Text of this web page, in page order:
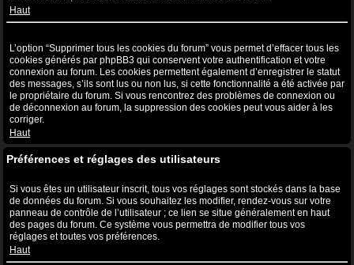
Haut
L’option “Supprimer tous les cookies du forum” vous permet d’effacer tous les
cookies générés par phpBB3 qui conservent votre authentification et votre
connexion au forum. Les cookies permettent également d’enregistrer le statut
des messages, s’ils sont lus ou non lus, si cette fonctionnalité a été activée par
le propriétaire du forum. Si vous rencontrez des problèmes de connexion ou
de déconnexion au forum, la suppression des cookies peut vous aider à les
corriger.
Haut
Préférences et réglages des utilisateurs
Si vous êtes un utilisateur inscrit, tous vos réglages sont stockés dans la base
de données du forum. Si vous souhaitez les modifier, rendez-vous sur votre
panneau de contrôle de l’utilisateur ; ce lien se situe généralement en haut
des pages du forum. Ce système vous permettra de modifier tous vos
réglages et toutes vos préférences.
Haut